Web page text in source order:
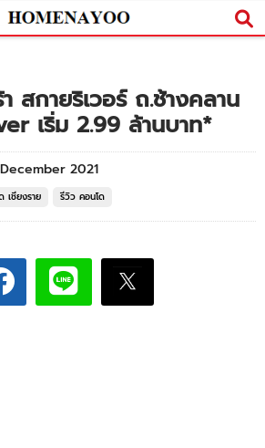
สกายริเวอร์ ถ.ช้างคลาน
เริ่ม 2.99 ล้านบาท*
2021
เชียงราย รีวิว คอนโด